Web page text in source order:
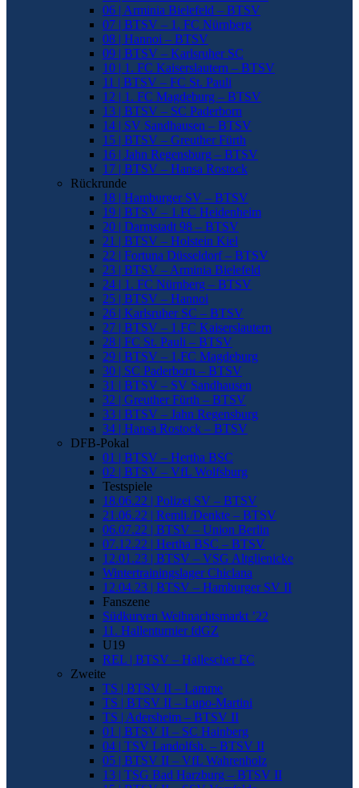
06 | Arminia Bielefeld – BTSV
07 | BTSV – 1. FC Nürnberg
08 | Hannoi – BTSV
09 | BTSV – Karlsruher SC
10 | 1. FC Kaiserslautern – BTSV
11 | BTSV – FC St. Pauli
12 | 1. FC Magdeburg – BTSV
13 | BTSV – SC Paderborn
14 | SV Sandhausen – BTSV
15 | BTSV – Greuther Fürth
16 | Jahn Regensburg – BTSV
17 | BTSV – Hansa Rostock
Rückrunde
18 | Hamburger SV – BTSV
19 | BTSV – 1.FC Heidenheim
20 | Darmstadt 98 – BTSV
21 | BTSV – Holstein Kiel
22 | Fortuna Düsseldorf – BTSV
23 | BTSV – Arminia Bielefeld
24 | 1. FC Nürnberg – BTSV
25 | BTSV – Hannoi
26 | Karlsruher SC – BTSV
27 | BTSV – 1.FC Kaiserslautern
28 | FC St. Pauli – BTSV
29 | BTSV – 1.FC Magdeburg
30 | SC Paderborn – BTSV
31 | BTSV – SV Sandhausen
32 | Greuther Fürth – BTSV
33 | BTSV – Jahn Regensburg
34 | Hansa Rostock – BTSV
DFB-Pokal
01 | BTSV – Hertha BSC
02 | BTSV – VfL Wolfsburg
Testspiele
18.06.22 | Polizei SV – BTSV
21.06.22 | Remli./Denkte – BTSV
06.07.22 | BTSV – Union Berlin
07.12.22 | Hertha BSC – BTSV
12.01.23 | BTSV – VSG Altglienicke
Wintertrainingslager Chiclana
12.04.23 | BTSV – Hamburger SV II
Fanszene
Südkurven Weihnachtsmarkt ’22
11. Hallenturnier fdGZ
U19
REL | BTSV – Hallescher FC
Zweite
TS | BTSV II – Lamme
TS | BTSV II – Lupo-Martini
TS | Adersheim – BTSV II
01 | BTSV II – SC Hainberg
04 | TSV Landolfsh. – BTSV II
05 | BTSV II – VfL Wahrenholz
13 | TSG Bad Harzburg – BTSV II